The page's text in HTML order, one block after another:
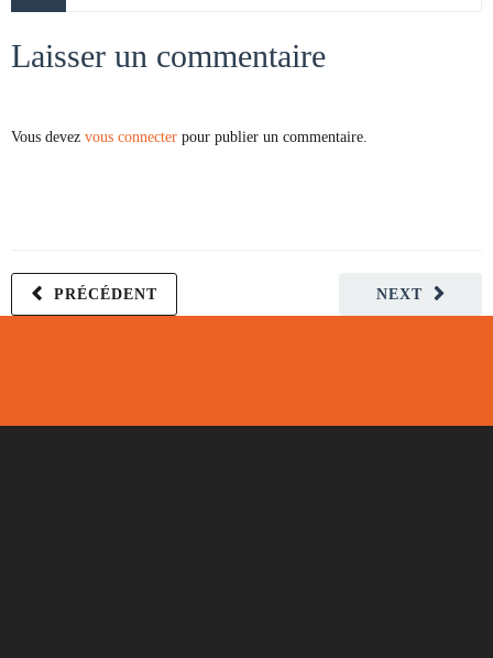
Laisser un commentaire
Vous devez vous connecter pour publier un commentaire.
NEXT
PRÉCÉDENT